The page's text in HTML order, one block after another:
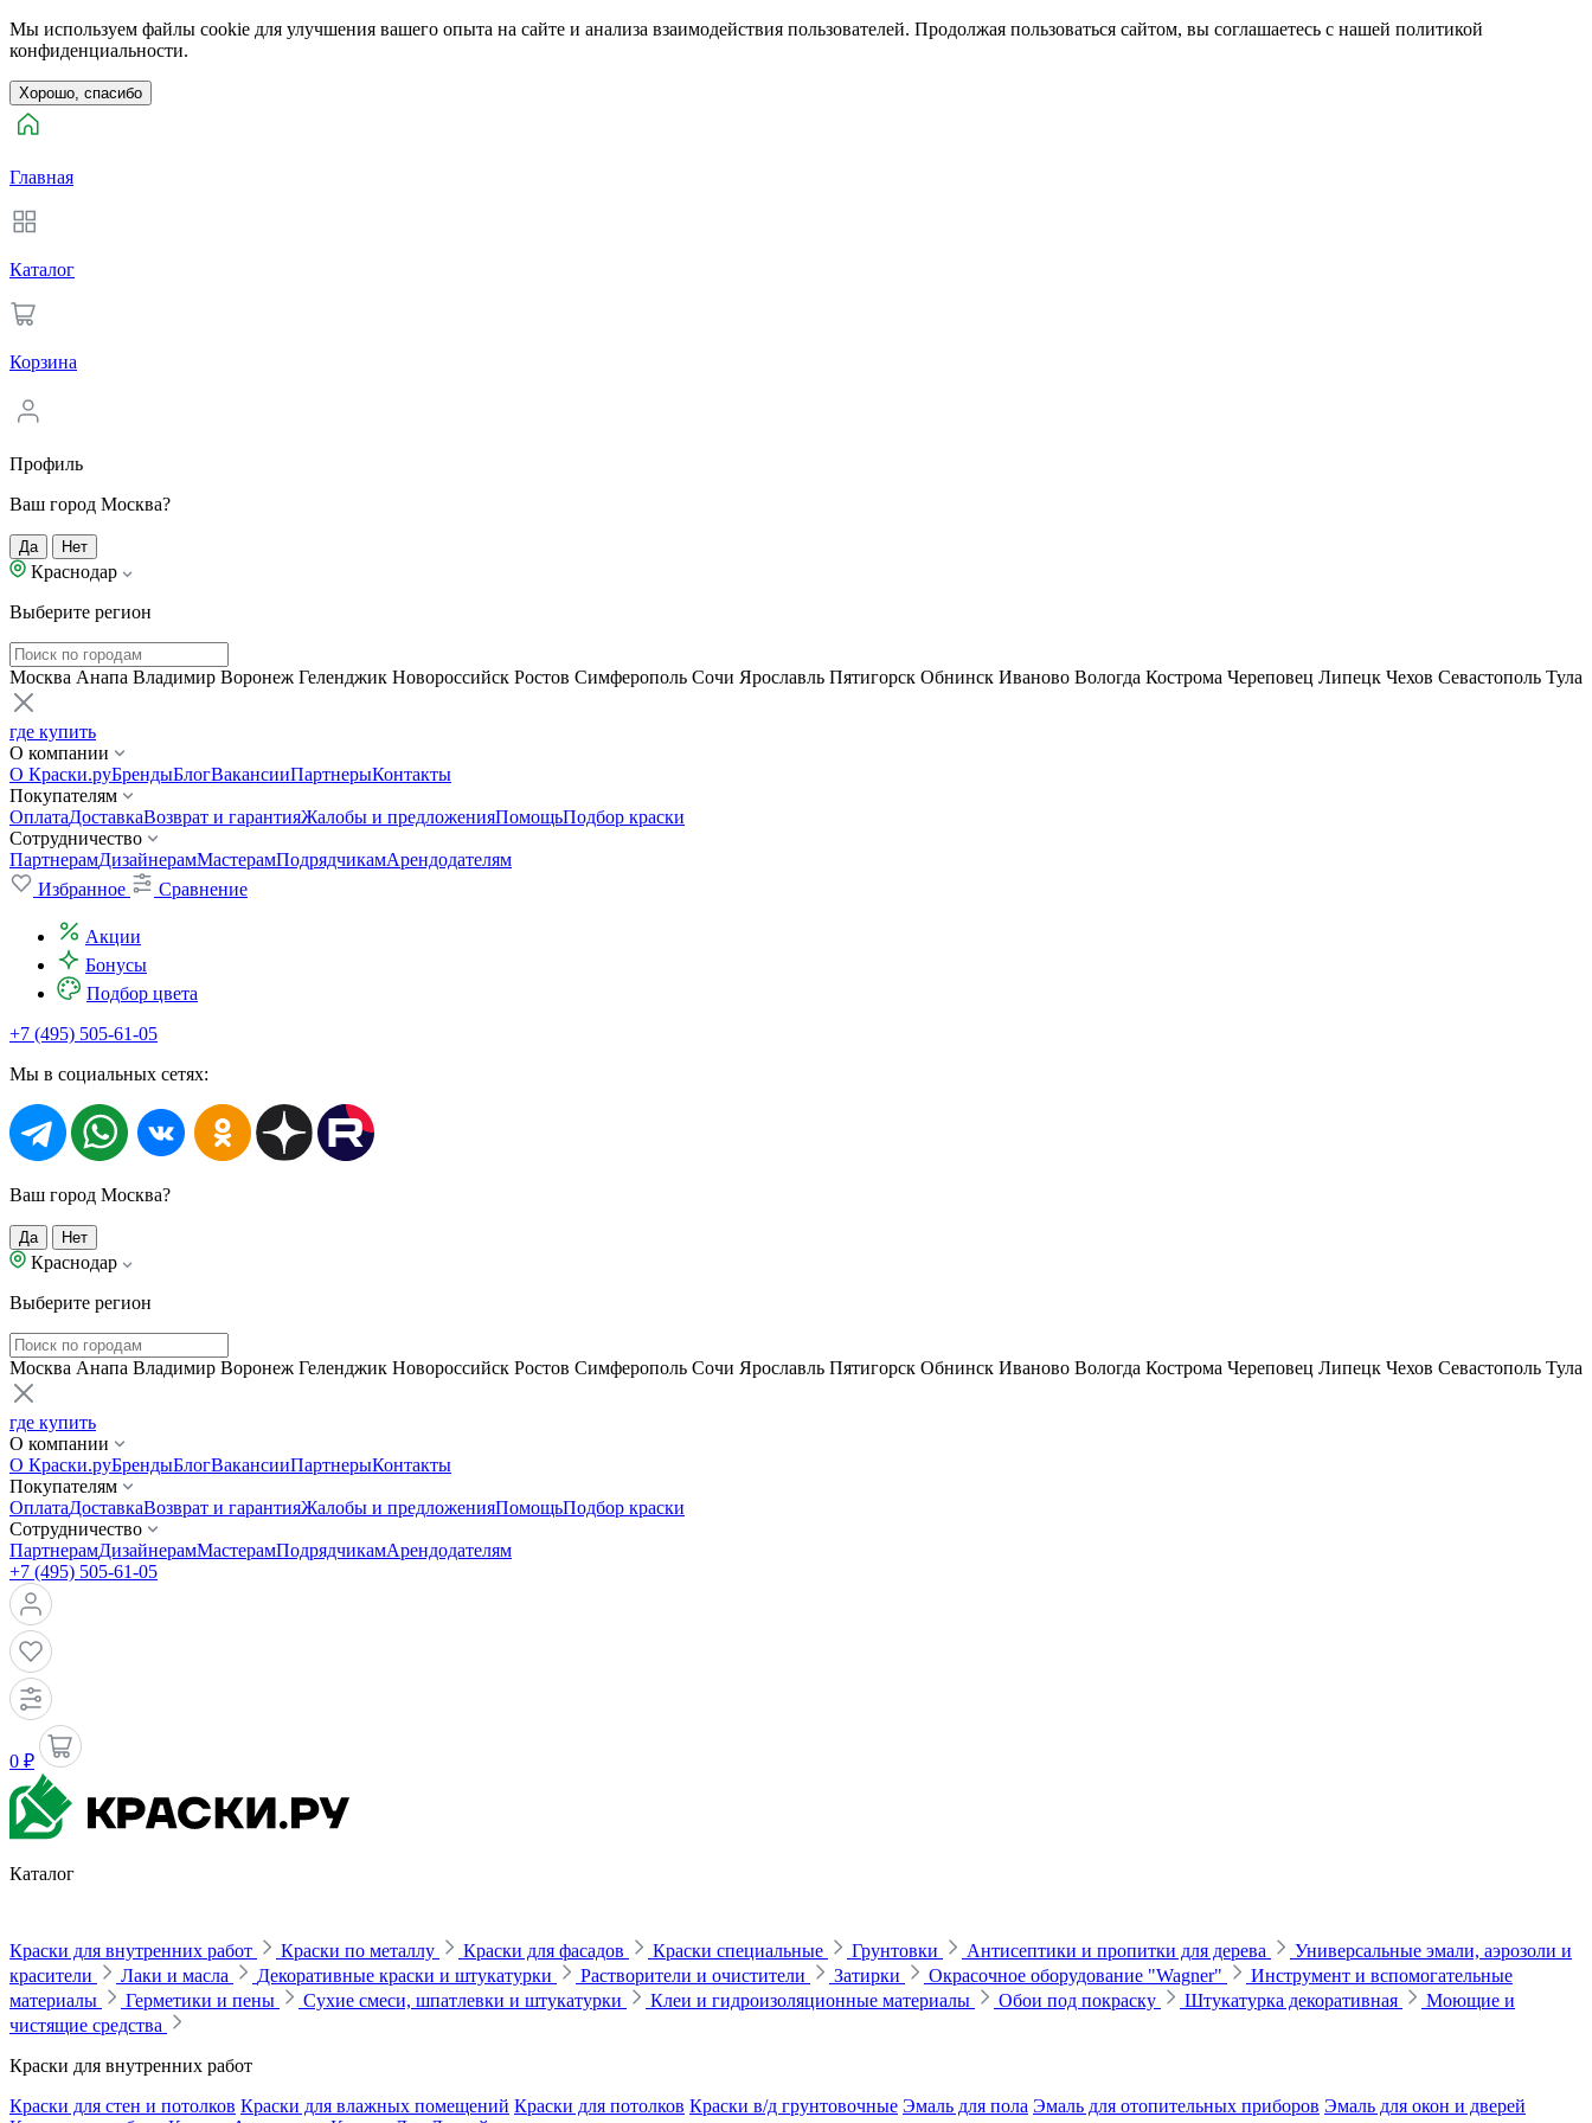
Мы используем файлы cookie для улучшения вашего опыта на сайте и анализа взаимодействия пользователей. Продолжая пользоваться сайтом, вы соглашаетесь с нашей политикой
конфиденциальности.
Хорошо, спасибо
Главная
Каталог
Корзина
Профиль
Ваш город Москва?
Да Нет
Краснодар
Выберите регион
Москва Анапа Владимир Воронеж Геленджик Новороссийск Ростов Симферополь Сочи Ярославль Пятигорск Обнинск Иваново Вологда Кострома Череповец Липецк Чехов Севастополь Тула
где купить
О компании
О Краски.руБрендыБлогВакансииПартнерыКонтакты
Покупателям
ОплатаДоставкаВозврат и гарантияЖалобы и предложенияПомощьПодбор краски
Сотрудничество
ПартнерамДизайнерамМастерамПодрядчикамАрендодателям
Избранное
Сравнение
Акции
Бонусы
Подбор цвета
+7 (495) 505-61-05
Мы в социальных сетях:
Ваш город Москва?
Да Нет
Краснодар
Выберите регион
Москва Анапа Владимир Воронеж Геленджик Новороссийск Ростов Симферополь Сочи Ярославль Пятигорск Обнинск Иваново Вологда Кострома Череповец Липецк Чехов Севастополь Тула
где купить
О компании
О Краски.руБрендыБлогВакансииПартнерыКонтакты
Покупателям
ОплатаДоставкаВозврат и гарантияЖалобы и предложенияПомощьПодбор краски
Сотрудничество
ПартнерамДизайнерамМастерамПодрядчикамАрендодателям
+7 (495) 505-61-05
0 ₽
Каталог
Краски для внутренних работ Краски по металлу Краски для фасадов Краски специальные Грунтовки Антисептики и пропитки для дерева
Универсальные эмали, аэрозоли и
красители
Лаки и масла Декоративные краски и штукатурки Растворители и очистители Затирки Окрасочное оборудование "Wagner"
Инструмент и вспомогательные
материалы
Герметики и пены Сухие смеси, шпатлевки и штукатурки Клеи и гидроизоляционные материалы Обои под покраску Штукатурка декоративная
Моющие и
чистящие средства
Краски для внутренних работ
Краски для стен и потолков Краски для влажных помещений Краски для потолков Краски в/д грунтовочные Эмаль для пола Эмаль для отопительных приборов Эмаль для окон и дверей